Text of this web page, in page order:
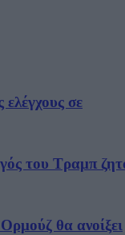
ελέγχους σε
του Τραμπ
θα ανοίξει